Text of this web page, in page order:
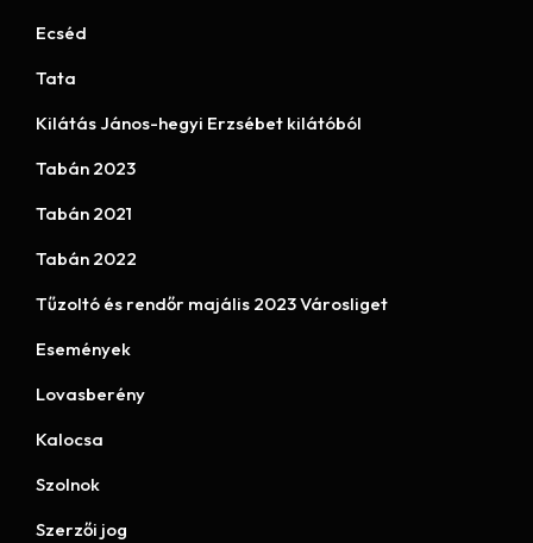
Ecséd
Tata
Kilátás János-hegyi Erzsébet kilátóból
Tabán 2023
Tabán 2021
Tabán 2022
Tűzoltó és rendőr majális 2023 Városliget
Események
Lovasberény
Kalocsa
Szolnok
Szerzői jog